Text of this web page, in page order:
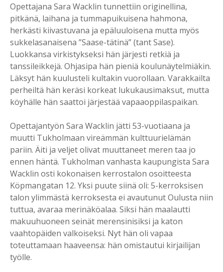
Opettajana Sara Wacklin tunnettiin originellina,
pitkänä, laihana ja tummapuikuisena hahmona,
herkästi kiivastuvana ja epäluuloisena mutta myös
sukkelasanaisena ”Saase-tätinä” (tant Sase).
Luokkansa virkistykseksi hän järjesti retkiä ja
tanssileikkejä. Ohjasipa hän pieniä koulunäytelmiäkin.
Läksyt hän kuulusteli kultakin vuorollaan. Varakkailta
perheiltä hän keräsi korkeat lukukausimaksut, mutta
köyhälle hän saattoi järjestää vapaaoppilaspaikan.
Opettajantyön Sara Wacklin jätti 53-vuotiaana ja
muutti Tukholmaan vireämmän kulttuurielämän
pariin. Äiti ja veljet olivat muuttaneet meren taa jo
ennen häntä. Tukholman vanhasta kaupungista Sara
Wacklin osti kokonaisen kerrostalon osoitteesta
Köpmangatan 12. Yksi puute siinä oli: 5-kerroksisen
talon ylimmästä kerroksesta ei avautunut Oulusta niin
tuttua, avaraa merinäköalaa. Siksi hän maalautti
makuuhuoneen seinät merensinisiksi ja katon
vaahtopäiden valkoiseksi. Nyt hän oli vapaa
toteuttamaan haaveensa: hän omistautui kirjailijan
työlle.